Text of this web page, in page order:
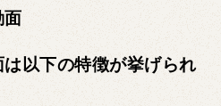
面
以下の特徴が挙げられ